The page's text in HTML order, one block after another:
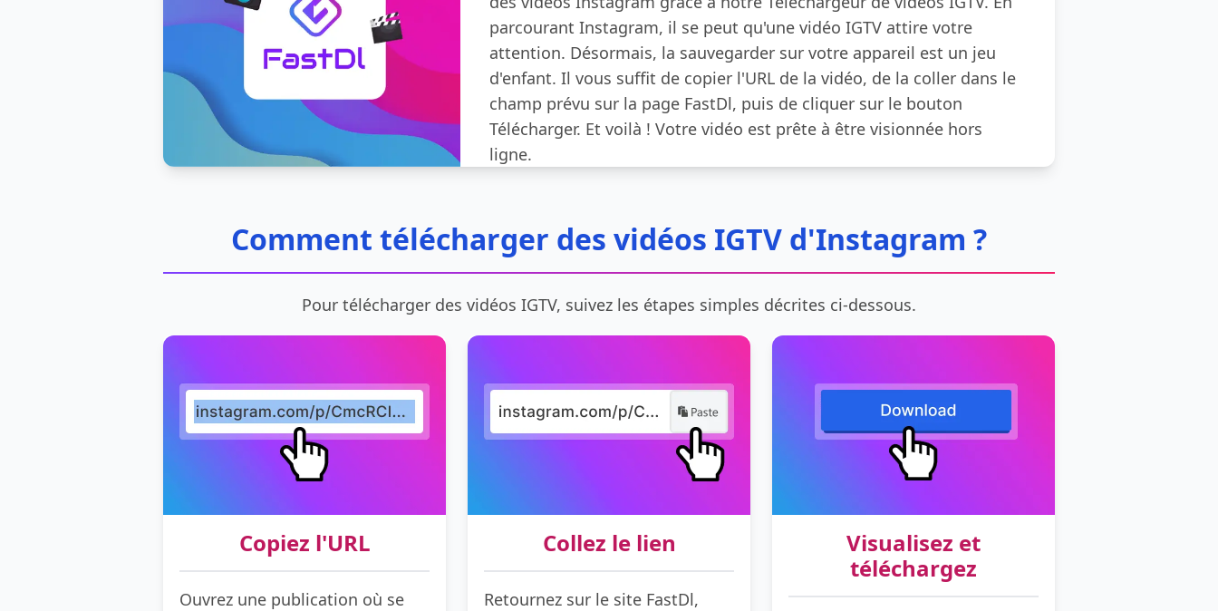
parcourant Instagram, il se peut qu'une vidéo IGTV attire votre
attention. Désormais, la sauvegarder sur votre appareil est un jeu
d'enfant. Il vous suffit de copier l'URL de la vidéo, de la coller dans le
champ prévu sur la page FastDl, puis de cliquer sur le bouton
Télécharger. Et voilà ! Votre vidéo est prête à être visionnée hors
ligne.
Comment télécharger des vidéos IGTV d'Instagram ?
Pour télécharger des vidéos IGTV, suivez les étapes simples décrites ci-dessous.
Copiez l'URL
Ouvrez une publication où se
Collez le lien
Retournez sur le site FastDl,
Visualisez et
téléchargez